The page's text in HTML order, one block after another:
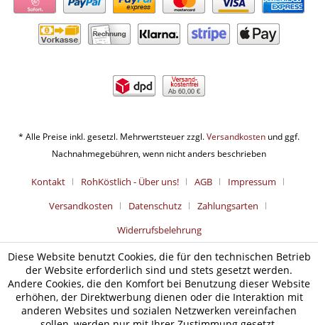
Ab 60,00 €
* Alle Preise inkl. gesetzl. Mehrwertsteuer zzgl.Versandkosten und ggf.
Nachnahmegebühren, wenn nicht anders beschrieben
Kontakt RohKöstlich - Über uns! AGB
Impressum
Versandkosten
Datenschutz
Zahlungsarten
Widerrufsbelehrung
Diese Website benutzt Cookies, die für den technischen Betrieb
der Website erforderlich sind und stets gesetzt werden.
Andere Cookies, die den Komfort bei Benutzung dieser Website
erhöhen, der Direktwerbung dienen oder die Interaktion mit
anderen Websites und sozialen Netzwerken vereinfachen